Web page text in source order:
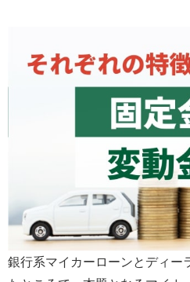
銀行系マイカーローンとディー